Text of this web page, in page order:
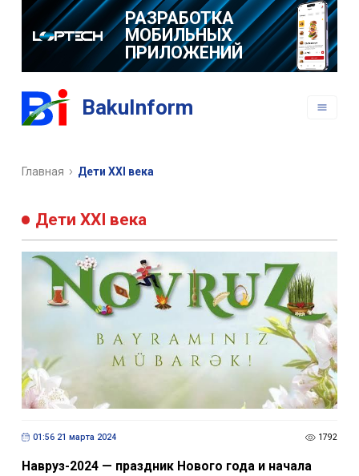
РАЗРАБОТКА
МОБИЛЬНЫХ
ПРИЛОЖЕНИЙ
BakuInform
Главная Дети XXI века
Дети XXI века
01:56 21 марта 2024 1792
Навруз-2024 — праздник Нового года и начала